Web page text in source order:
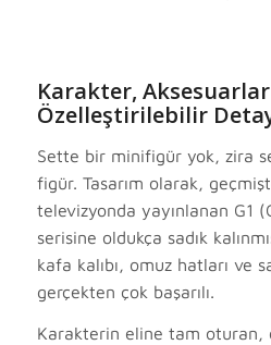
Karakter,
Özelleştirilebilir
Sette bir minifigür yok, zira
figür. Tasarım olarak,
televizyonda yayınlanan G1
serisine oldukça sadık
kafa kalıbı, omuz hatları ve
gerçekten çok başarılı.
Karakterin eline tam oturan,